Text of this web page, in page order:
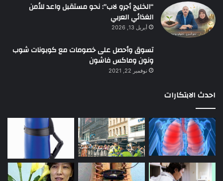
“الخليج أجرو لاب”: نحو مستقبل واعد للأمن
الغذائي العربي
أبريل 13, 2026
تسوق وأحصل على خصومات مع كوبونات شوب
ونون وماكس فاشون
نوفمبر 22, 2021
احدث الابتكارات